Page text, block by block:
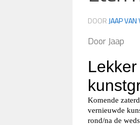
DOOR JAAP VAN
Door Jaap